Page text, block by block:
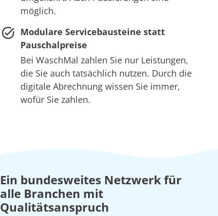
möglich.
Modulare Servicebausteine statt
Pauschalpreise
Bei WaschMal zahlen Sie nur Leistungen,
die Sie auch tatsächlich nutzen. Durch die
digitale Abrechnung wissen Sie immer,
wofür Sie zahlen.
Ein bundesweites Netzwerk für
alle Branchen mit
Qualitätsanspruch